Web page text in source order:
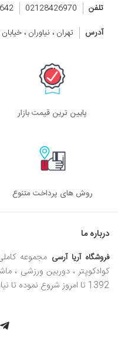
تلفن 02128426970
آدرس
تهران ، نیاوران ،
پایین ترین قیمت بازار
روش های پرداخت متنوع
درباره ما
فروشگاه آریا آرسی مجموعه
کوادکوپتر ، دوربین ورزشی ،
1392 تا امروز شروع نموده تا نیازهای شما را در تمام مراحل مرتفع کند.